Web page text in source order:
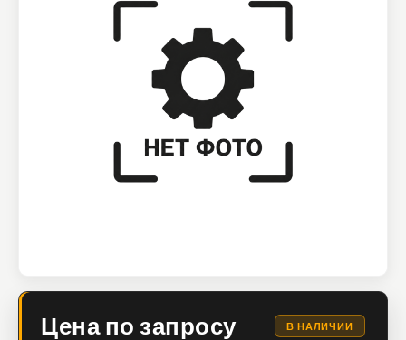
Цена по запросу В НАЛИЧИИ